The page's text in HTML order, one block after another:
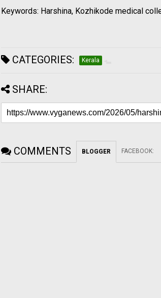
Keywords: Harshina, Kozhikode medical
CATEGORIES: Kerala
SHARE:
COMMENTS BLOGGER FACEBOOK: